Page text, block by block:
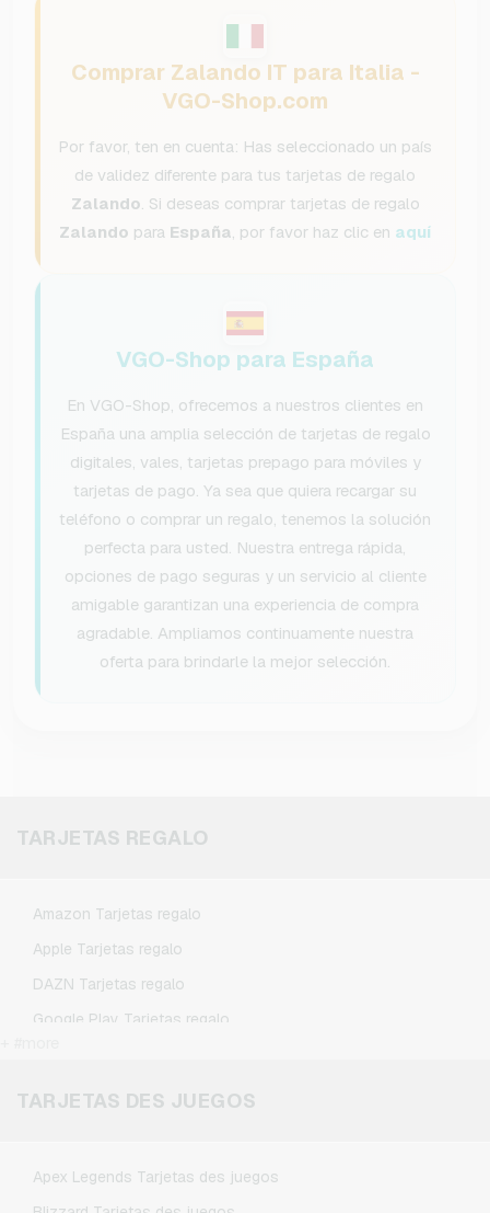
Comprar Zalando IT para Italia -
VGO-Shop.com
Por favor, ten en cuenta: Has seleccionado un país
de validez diferente para tus tarjetas de regalo
Zalando. Si deseas comprar tarjetas de regalo
Zalando para España, por favor haz clic en aquí
VGO-Shop para España
En VGO-Shop, ofrecemos a nuestros clientes en
España una amplia selección de tarjetas de regalo
digitales, vales, tarjetas prepago para móviles y
tarjetas de pago. Ya sea que quiera recargar su
teléfono o comprar un regalo, tenemos la solución
perfecta para usted. Nuestra entrega rápida,
opciones de pago seguras y un servicio al cliente
amigable garantizan una experiencia de compra
agradable. Ampliamos continuamente nuestra
oferta para brindarle la mejor selección.
TARJETAS REGALO
Amazon Tarjetas regalo
Apple Tarjetas regalo
DAZN Tarjetas regalo
Google Play Tarjetas regalo
Microsoft Tarjetas regalo
TARJETAS DES JUEGOS
Apex Legends Tarjetas des juegos